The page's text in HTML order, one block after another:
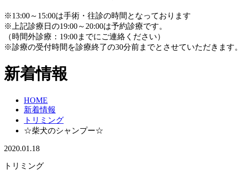
※13:00～15:00は手術・往診の時間となっております
※上記診療日の19:00～20:00は予約診療です。
（時間外診療：19:00までにご連絡ください）
※診療の受付時間を診療終了の30分前までとさせていただきます。
新着情報
HOME
新着情報
トリミング
☆柴犬のシャンプー☆
2020.01.18
トリミング